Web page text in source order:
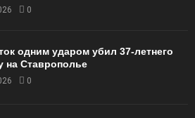
0
одним ударом убил 37-летнего
на Ставрополье
0